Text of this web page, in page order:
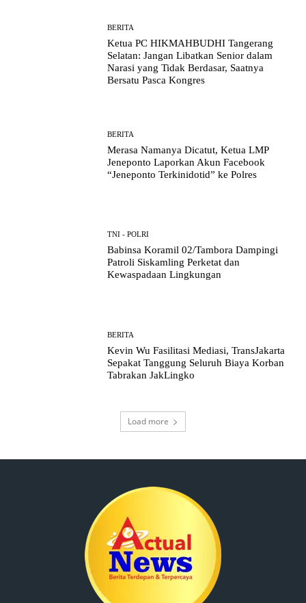
BERITA
Ketua PC HIKMAHBUDHI Tangerang
Selatan: Jangan Libatkan Senior dalam
Narasi yang Tidak Berdasar, Saatnya
Bersatu Pasca Kongres
BERITA
Merasa Namanya Dicatut, Ketua LMP
Jeneponto Laporkan Akun Facebook
“Jeneponto Terkinidotid” ke Polres
TNI - POLRI
Babinsa Koramil 02/Tambora Dampingi
Patroli Siskamling Perketat dan
Kewaspadaan Lingkungan
BERITA
Kevin Wu Fasilitasi Mediasi, TransJakarta
Sepakat Tanggung Seluruh Biaya Korban
Tabrakan JakLingko
Load more